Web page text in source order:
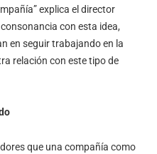
explica el director
con esta idea,
en seguir trabajando en la
relación con este tipo de
que una compañía como